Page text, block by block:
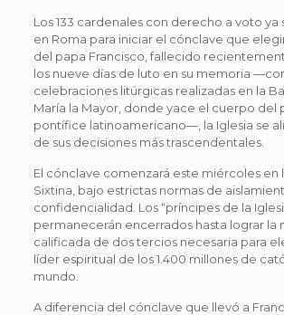
Los 133 cardenales con derecho a voto ya
en Roma para iniciar el cónclave que
del papa Francisco, fallecido
los nueve días de luto en su memoria
celebraciones litúrgicas realizadas en la
María la Mayor, donde yace el cuerpo del
pontífice latinoamericano—, la Iglesia se
de sus decisiones más trascendentales.
El cónclave comenzará este miércoles en
Sixtina, bajo estrictas normas de
confidencialidad. Los “príncipes de la
permanecerán encerrados hasta lograr la
calificada de dos tercios necesaria para
líder espiritual de los 1.400 millones de
mundo.
A diferencia del cónclave que llevó a